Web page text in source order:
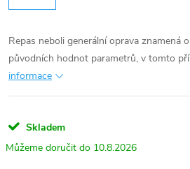
Repas neboli generální oprava znamená
původních hodnot parametrů, v tomto
informace
Skladem
10.8.2026